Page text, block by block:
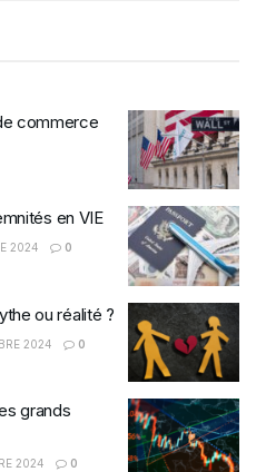
commerce
en VIE
2024 0
ou réalité ?
2024 0
grands
2024 0